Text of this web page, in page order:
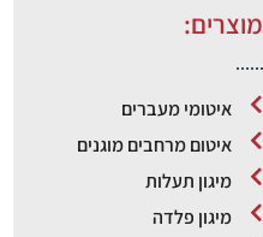
מוצרים:
איטומי מעברים
איטום מרחבים מוגנים
מיגון תעלות
מיגון פלדה